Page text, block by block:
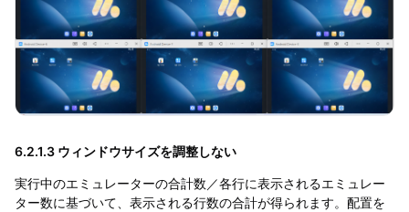
6.2.1.3 ウィンドウサイズを調整しない
実行中のエミュレーターの合計数／各行に表示されるエミュレー
ター数に基づいて、表示される行数の合計が得られます。配置を